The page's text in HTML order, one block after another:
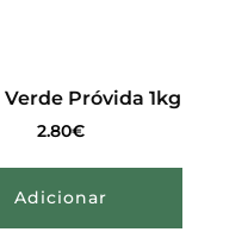
Próvida 1kg
2.80€
Adicionar